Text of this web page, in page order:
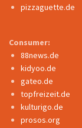
pizzaguette.de
Consumer:
88news.de
kidyoo.de
gateo.de
topfreizeit.de
kulturigo.de
prosos.org